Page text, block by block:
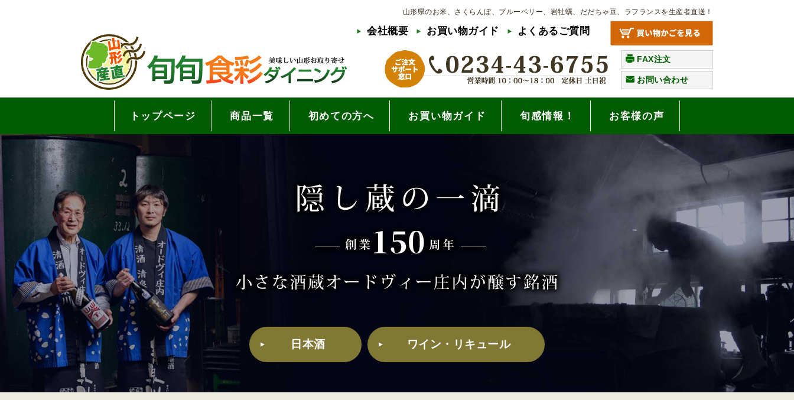
山形県のお米、さくらんぼ、ブルーベリー、岩牡蠣、だだちゃ豆、ラフランスを生産者直送！
会社概要 お買い物ガイド よくあるご質問
FAX注文
お問い合わせ
トップページ 商品一覧 初めての方へ お買い物ガイド 旬感情報！ お客様の声
日本酒 ワイン・リキュール